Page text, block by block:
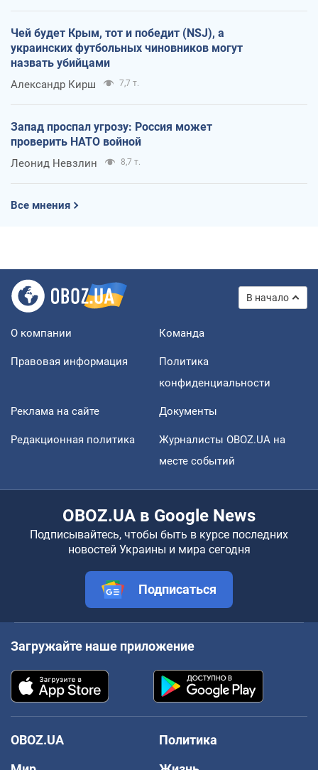
Чей будет Крым, тот и победит (NSJ), а
украинских футбольных чиновников могут
назвать убийцами
Александр Кирш 7,7 т.
Запад проспал угрозу: Россия может
проверить НАТО войной
Леонид Невзлин 8,7 т.
Все мнения
В начало
О компании Команда
Правовая информация
Политика
конфиденциальности
Реклама на сайте Документы
Редакционная политика
Журналисты OBOZ.UA на
месте событий
OBOZ.UA в Google News
Подписывайтесь, чтобы быть в курсе последних
новостей Украины и мира сегодня
Подписаться
Загружайте наше приложение
OBOZ.UA
Политика